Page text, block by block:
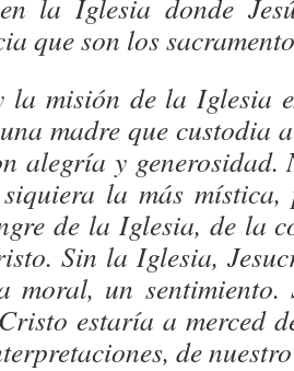
que son los
la misión de la Iglesia
madre que custodia
alegría y generosidad.
la más mística,
de la Iglesia, de la
Sin la Iglesia,
moral, un
estaría a merced
de